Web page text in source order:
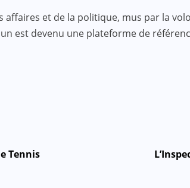
affaires et de la politique, mus par la
est devenu une plateforme de
Tennis